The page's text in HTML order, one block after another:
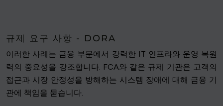
규제 요구 사항 - DORA
이러한 사례는 금융 부문에서 강력한 IT 인프라와 운영 복원
력의 중요성을 강조합니다. FCA와 같은 규제 기관은 고객의
접근과 시장 안정성을 방해하는 시스템 장애에 대해 금융 기
관에 책임을 묻습니다.